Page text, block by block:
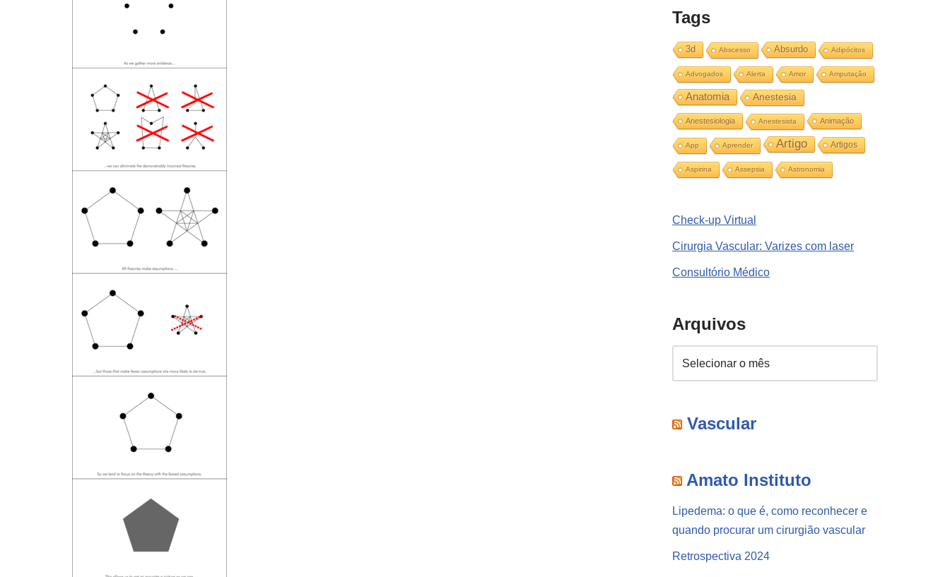
Tags
3d Abscesso Absurdo Adipócitos
Advogados Alerta Amor Amputação
Anatomia Anestesia
Anestesiologia Anestesista Animação
App Aprender Artigo Artigos
Aspirina Assepsia Astronomia
Check-up Virtual
Cirurgia Vascular: Varizes com laser
Consultório Médico
Arquivos
Vascular
Amato Instituto
Lipedema: o que é, como reconhecer e
quando procurar um cirurgião vascular
Retrospectiva 2024